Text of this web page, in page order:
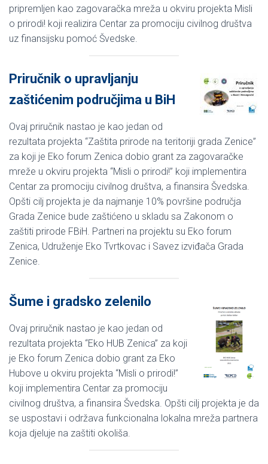
pripremljen kao zagovaračka mreža u okviru projekta Misli
o prirodi! koji realizira Centar za promociju civilnog društva
uz finansijsku pomoć Švedske.
Priručnik o upravljanju
zaštićenim područjima u BiH
Ovaj priručnik nastao je kao jedan od
rezultata projekta “Zaštita prirode na teritoriji grada Zenice”
za koji je Eko forum Zenica dobio grant za zagovaračke
mreže u okviru projekta “Misli o prirodi!” koji implementira
Centar za promociju civilnog društva, a finansira Švedska.
Opšti cilj projekta je da najmanje 10% površine područja
Grada Zenice bude zaštićeno u skladu sa Zakonom o
zaštiti prirode FBiH. Partneri na projektu su Eko forum
Zenica, Udruženje Eko Tvrtkovac i Savez izviđača Grada
Zenice.
Šume i gradsko zelenilo
Ovaj priručnik nastao je kao jedan od
rezultata projekta “Eko HUB Zenica” za koji
je Eko forum Zenica dobio grant za Eko
Hubove u okviru projekta “Misli o prirodi!”
koji implementira Centar za promociju
civilnog društva, a finansira Švedska. Opšti cilj projekta je da
se uspostavi i održava funkcionalna lokalna mreža partnera
koja djeluje na zaštiti okoliša.